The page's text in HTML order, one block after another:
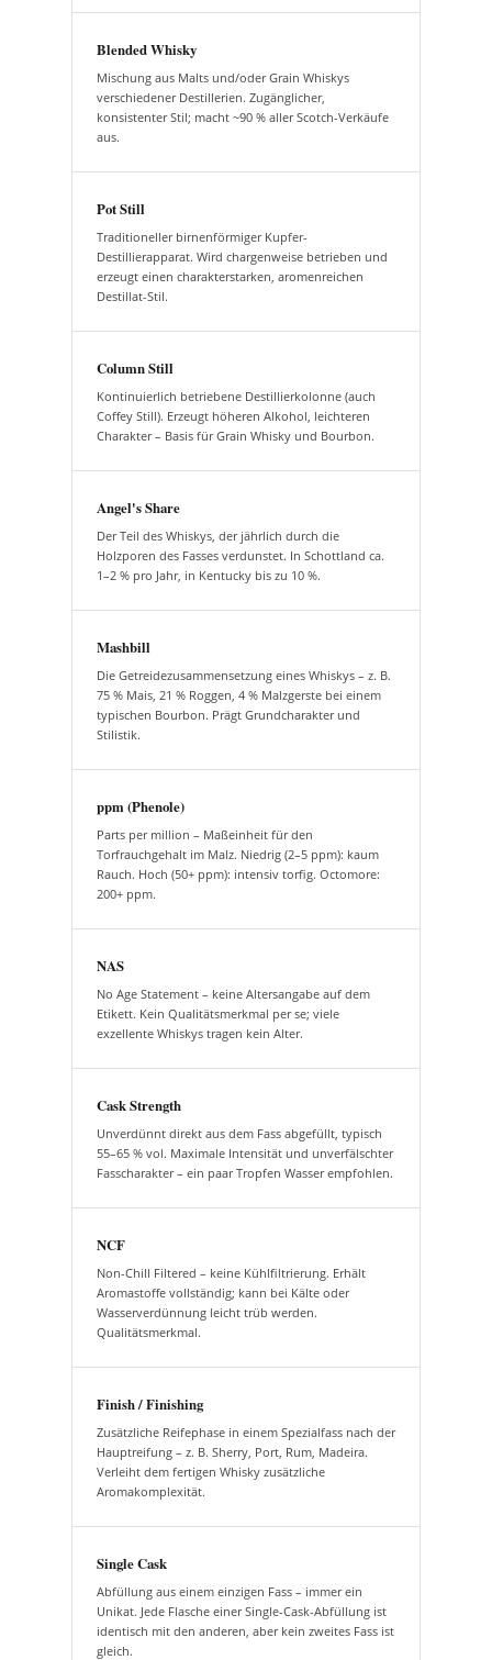
Blended Whisky
Mischung aus Malts und/oder Grain Whiskys
verschiedener Destillerien. Zugänglicher,
konsistenter Stil; macht ~90 % aller Scotch-Verkäufe
aus.
Pot Still
Traditioneller birnenförmiger Kupfer-
Destillierapparat. Wird chargenweise betrieben und
erzeugt einen charakterstarken, aromenreichen
Destillat-Stil.
Column Still
Kontinuierlich betriebene Destillierkolonne (auch
Coffey Still). Erzeugt höheren Alkohol, leichteren
Charakter – Basis für Grain Whisky und Bourbon.
Angel's Share
Der Teil des Whiskys, der jährlich durch die
Holzporen des Fasses verdunstet. In Schottland ca.
1–2 % pro Jahr, in Kentucky bis zu 10 %.
Mashbill
Die Getreidezusammensetzung eines Whiskys – z. B.
75 % Mais, 21 % Roggen, 4 % Malzgerste bei einem
typischen Bourbon. Prägt Grundcharakter und
Stilistik.
ppm (Phenole)
Parts per million – Maßeinheit für den
Torfrauchgehalt im Malz. Niedrig (2–5 ppm): kaum
Rauch. Hoch (50+ ppm): intensiv torfig. Octomore:
200+ ppm.
NAS
No Age Statement – keine Altersangabe auf dem
Etikett. Kein Qualitätsmerkmal per se; viele
exzellente Whiskys tragen kein Alter.
Cask Strength
Unverdünnt direkt aus dem Fass abgefüllt, typisch
55–65 % vol. Maximale Intensität und unverfälschter
Fasscharakter – ein paar Tropfen Wasser empfohlen.
NCF
Non-Chill Filtered – keine Kühlfiltrierung. Erhält
Aromastoffe vollständig; kann bei Kälte oder
Wasserverdünnung leicht trüb werden.
Qualitätsmerkmal.
Finish / Finishing
Zusätzliche Reifephase in einem Spezialfass nach der
Hauptreifung – z. B. Sherry, Port, Rum, Madeira.
Verleiht dem fertigen Whisky zusätzliche
Aromakomplexität.
Single Cask
Abfüllung aus einem einzigen Fass – immer ein
Unikat. Jede Flasche einer Single-Cask-Abfüllung ist
identisch mit den anderen, aber kein zweites Fass ist
gleich.